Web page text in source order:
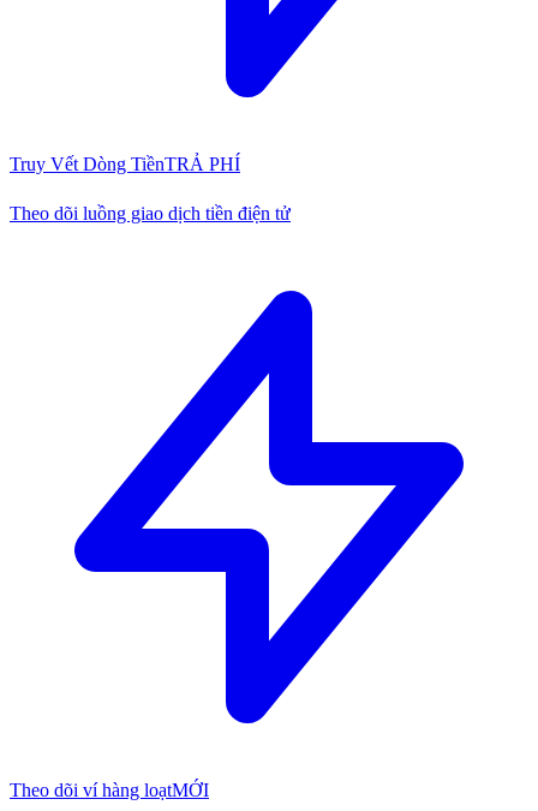
Truy Vết Dòng TiềnTRẢ PHÍ
Theo dõi luồng giao dịch tiền điện tử
Theo dõi ví hàng loạtMỚI